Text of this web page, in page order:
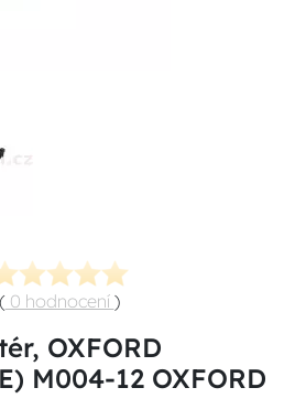
( 0 hodnocení )
OXFORD
M004-12 OXFORD